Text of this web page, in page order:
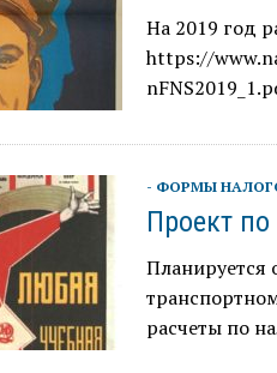
На 2019 год
https://
- ФОРМЫ
Проект
Планируется
расчеты по